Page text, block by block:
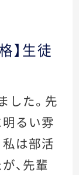
】生徒
した。先
るい雰
は部活
、先輩